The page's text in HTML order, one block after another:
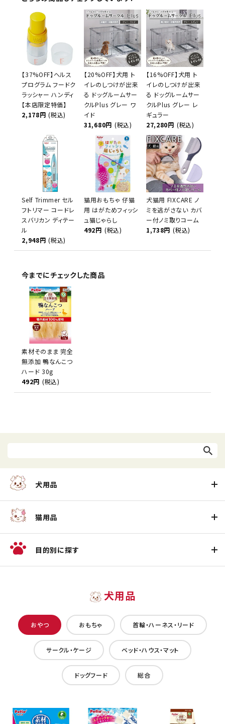
【37%OFF】ヘルス
プログラム フードク
ラッシャー ハンディ
【本店限定特価】
2,178円 (税込)
【20%OFF】犬用 ト
イレのしつけが出来
る ドッグルームサー
クルPlus グレー ワ
イド
31,680円 (税込)
【16%OFF】犬用 ト
イレのしつけが出来
る ドッグルームサー
クルPlus グレー レ
ギュラー
27,280円 (税込)
Self Trimmer セル
フトリマー コードレ
スバリカン ディテー
ル
2,948円 (税込)
猫用おもちゃ 仔猫
用 はがためフィッシ
ュ猫じゃらし
492円 (税込)
犬猫用 FIXCARE ノ
ミを逃がさない カバ
ー付ノミ取りコーム
1,738円 (税込)
今までにチェックした商品
素材そのまま 完全
無添加 鴨なんこつ
ハード 30g
492円 (税込)
犬用品
猫用品
目的別に探す
犬用品
おやつ おもちゃ 首輪・ハーネス・リード
サークル・ケージ ベッド・ハウス・マット
ドッグフード 総合